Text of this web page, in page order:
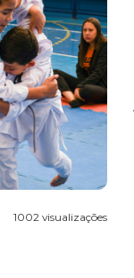
1002 visualizações